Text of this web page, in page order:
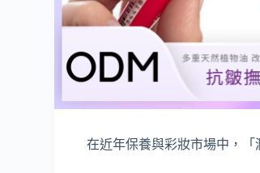
在近年保養與彩妝市場中，